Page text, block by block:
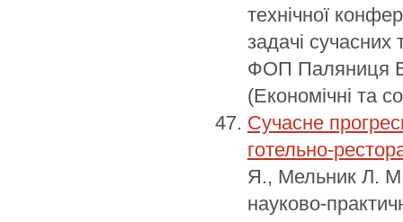
технічної
задачі
ФОП Паляниця
(Економічні та
Сучасне
готельно-
Я., Мельник Л.
науково-